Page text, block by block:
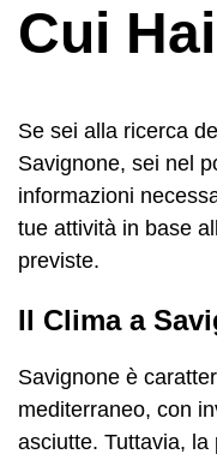
Cui
Se sei alla ricerca
Savignone, sei nel
informazioni
tue attività in base
previste.
Il Clima a
Savignone è
mediterraneo, con
asciutte. Tuttavia, la